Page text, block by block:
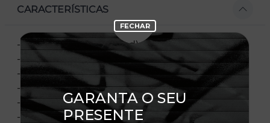
CARACTERÍSTICAS
- Modelo fechado (Fitted), vendido por tamanho
- Copa estruturada
- Aba reta
- Flag New Era bordada na lateral esquerda
- Licença oficial
- Composição: